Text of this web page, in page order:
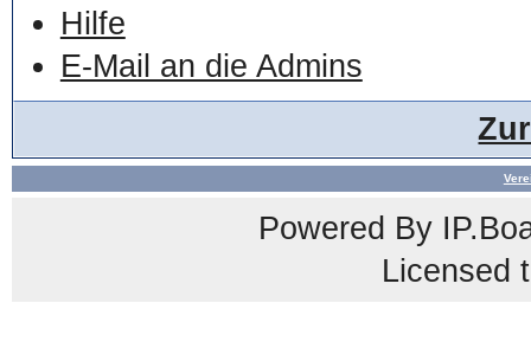
Hilfe
E-Mail an die Admins
Powered By
Licensed